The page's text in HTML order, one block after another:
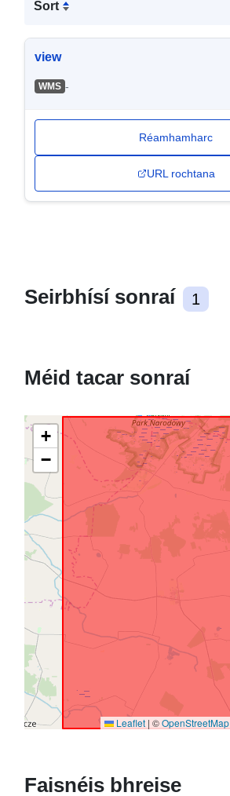
Sort
view
WMS -
Réamhamharc
URL rochtana
Seirbhísí sonraí 1
Méid tacar sonraí
+
−
Leaflet | ©OpenStreetMap
Faisnéis bhreise